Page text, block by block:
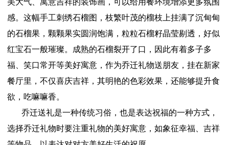
美大气、寓意吉祥的装饰画，可以给用餐环境增添更多氛围
感。这幅手工刺绣石榴图，枝繁叶茂的榴枝上挂满了沉甸甸
的石榴果，颗颗果实圆润饱满，粒粒石榴籽晶莹剔透，好似
红宝石一般璀璨。成熟的石榴裂开了口，因此有着多子多
福、笑口常开等美好寓意，作为乔迁礼物送朋友，挂在新家
餐厅里，不仅喜庆吉祥，其明艳的色彩效果，还能够提升食
欲，吃嘛嘛香。
乔迁送礼是一种传统习俗，也是表达祝福的一种方式，
选择乔迁礼物时要注重礼物的美好寓意，如象征幸福、吉祥